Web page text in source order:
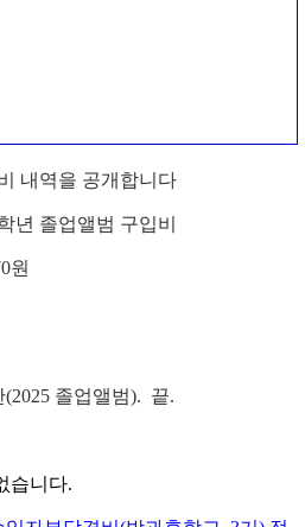
내역을 공개합니다
년 졸업앨범 구입비
원
졸업앨범). 끝.
습니다.